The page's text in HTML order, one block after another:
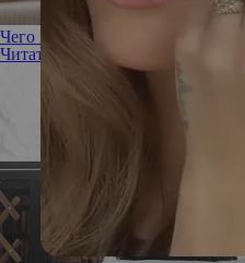
Чего хотят женщины после родов
Читать полностью